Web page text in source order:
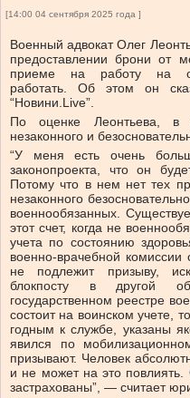
[14:00 04 сентября 2025 года ]
Военный адвокат Олег
предоставлении брони от
приеме на работу на
работать. Об этом он
“Новини.Live”.
По оценке Леонтьева, в
незаконного и
“У меня есть очень
законопроекта, что он
Потому что в нем нет тех
незаконного
военнообязанных.
этот счет, когда не
учета по состоянию
военно-врачебной
не подлежит призыву,
блокпосту в другой
государственном реестре
состоит на воинском учете,
годным к службе, указаны
явился по
призывают. Человек
и не может на это
застрахованы”, — считает